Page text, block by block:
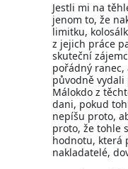
Jestli mi na
jenom to, že
limitku,
z jejich práce
skuteční
pořádný
původně
Málokdo z
dani, pokud
nepíšu proto,
proto, že tohle
hodnotu, která
nakladatelé,